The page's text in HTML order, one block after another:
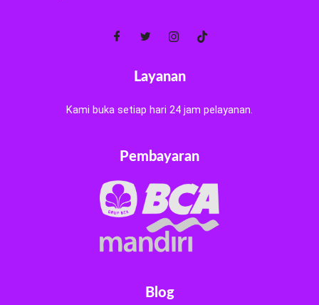
Layanan
Kami buka setiap hari 24 jam pelayanan.
Pembayaran
Blog